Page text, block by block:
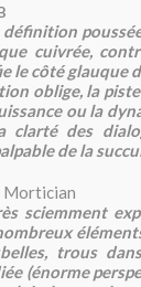
cuivrée,
le côté glauque
oblige, la
ou la
clarté des
de la
sciemment
trous
(énorme